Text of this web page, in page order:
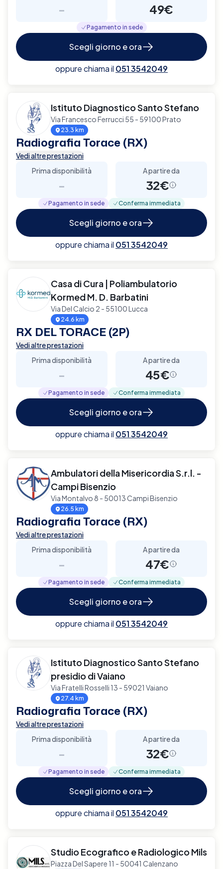
- 49€
Pagamento in sede
Scegli giorno e ora
oppure chiama il 051 3542049
Istituto Diagnostico Santo Stefano
Via Francesco Ferrucci 55 - 59100 Prato
23.3 km
Radiografia Torace (RX)
Vedi altre prestazioni
Prima disponibilità
-
A partire da
32€
Pagamento in sede Conferma immediata
Scegli giorno e ora
oppure chiama il 051 3542049
Casa di Cura | Poliambulatorio
Kormed M. D. Barbatini
Via Del Calcio 2 - 55100 Lucca
24.6 km
RX DEL TORACE (2P)
Vedi altre prestazioni
Prima disponibilità
-
A partire da
45€
Pagamento in sede Conferma immediata
Scegli giorno e ora
oppure chiama il 051 3542049
Ambulatori della Misericordia S.r.l. -
Campi Bisenzio
Via Montalvo 8 - 50013 Campi Bisenzio
26.5 km
Radiografia Torace (RX)
Vedi altre prestazioni
Prima disponibilità
-
A partire da
47€
Pagamento in sede Conferma immediata
Scegli giorno e ora
oppure chiama il 051 3542049
Istituto Diagnostico Santo Stefano
presidio di Vaiano
Via Fratelli Rosselli 13 - 59021 Vaiano
27.4 km
Radiografia Torace (RX)
Vedi altre prestazioni
Prima disponibilità
-
A partire da
32€
Pagamento in sede Conferma immediata
Scegli giorno e ora
oppure chiama il 051 3542049
Studio Ecografico e Radiologico Mils
Piazza Del Sapere 11 - 50041 Calenzano